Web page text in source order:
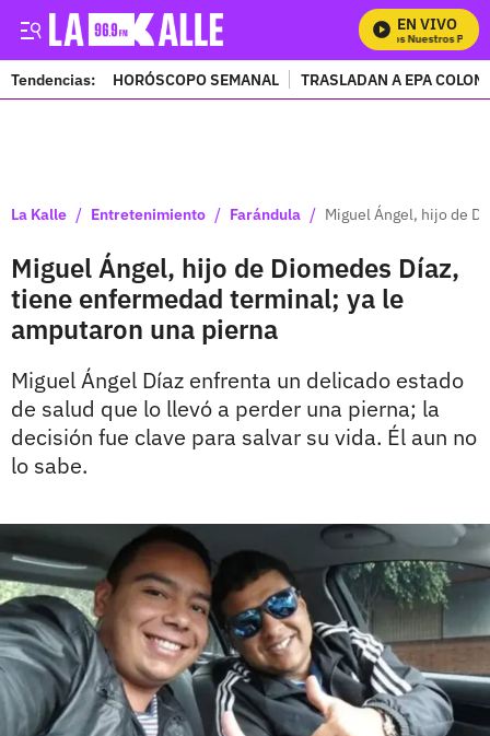
EN VIVO
Mira Todos Nuestros
Tendencias: HORÓSCOPO SEMANAL TRASLADAN A EPA
La Kalle / Entretenimiento / Farándula / Miguel Ángel, hijo de
Miguel Ángel, hijo de Diomedes Díaz,
tiene enfermedad terminal; ya le
amputaron una pierna
Miguel Ángel Díaz enfrenta un delicado estado
de salud que lo llevó a perder una pierna; la
decisión fue clave para salvar su vida. Él aun no
lo sabe.